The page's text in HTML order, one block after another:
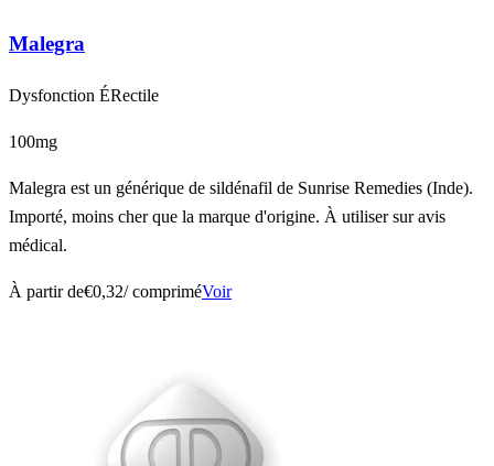
Malegra
Dysfonction ÉRectile
100mg
Malegra est un générique de sildénafil de Sunrise Remedies (Inde).
Importé, moins cher que la marque d'origine. À utiliser sur avis
médical.
À partir de€0,32/ compriméVoir